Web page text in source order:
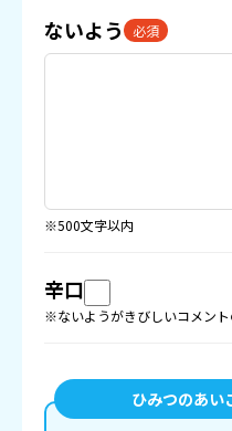
ないよう 必須
※500文字以内
辛口
※ないようがきびしいコメント
ひみつのあい